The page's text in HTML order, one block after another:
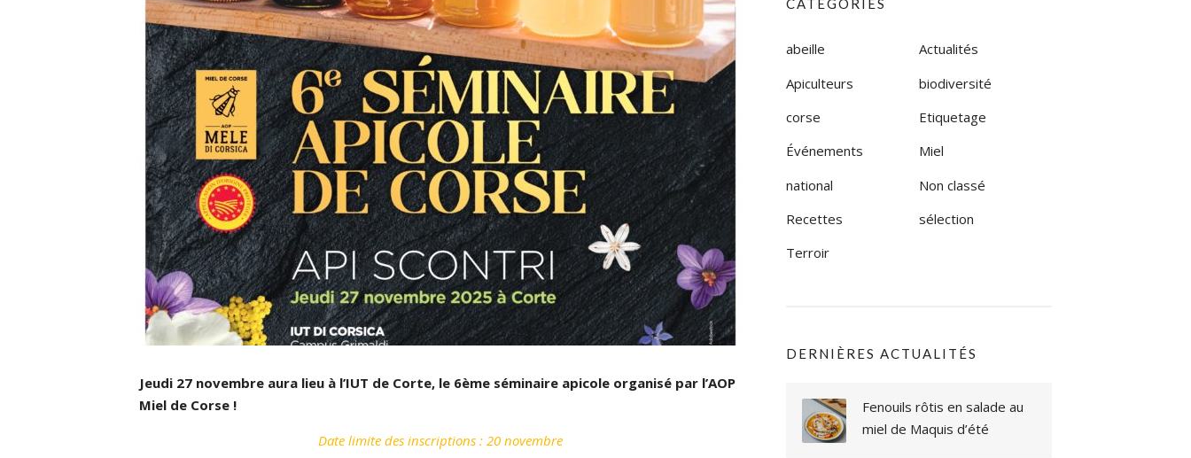
Jeudi 27 novembre aura lieu à l’IUT de Corte, le 6ème séminaire apicole organisé par l’AOP
Miel de Corse !
Date limite des inscriptions : 20 novembre
CATÉGORIES
abeille
Actualités
Apiculteurs
biodiversité
corse
Etiquetage
Événements
Miel
national
Non classé
Recettes
sélection
Terroir
DERNIÈRES ACTUALITÉS
Fenouils rôtis en salade au
miel de Maquis d’été